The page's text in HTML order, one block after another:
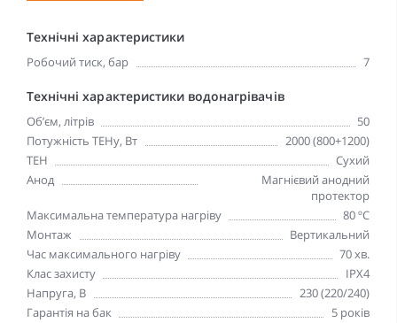
Технічні характеристики
Робочий тиск, бар 7
Технічні характеристики водонагрівачів
Об’єм, літрів
50
Потужність ТЕНу, Вт
2000 (800+1200)
ТЕН
Сухий
Анод
Магнієвий анодний
протектор
Максимальна температура нагріву
80 ºC
Монтаж
Вертикальний
Час максимального нагріву
70 хв.
Клас захисту
IPX4
Напруга, В
230 (220/240)
Гарантія на бак
5 років